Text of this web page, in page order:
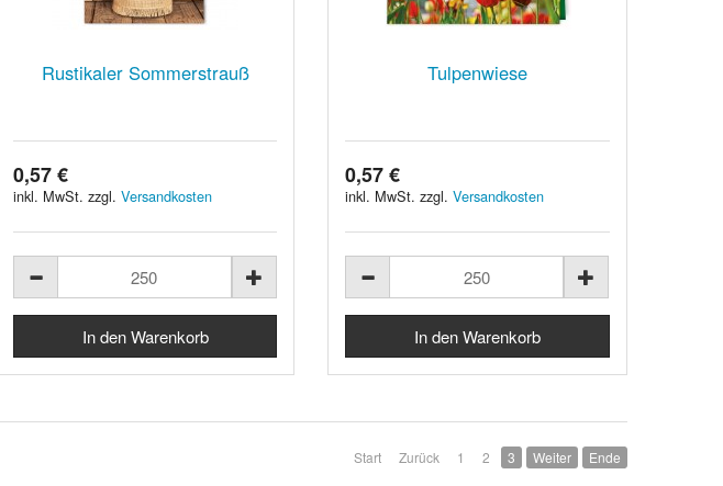
Rustikaler Sommerstrauß
0,57 €
inkl. MwSt. zzgl. Versandkosten
Tulpenwiese
0,57 €
inkl. MwSt. zzgl.Versandkosten
Start Zurück 1 2 3 Weiter Ende